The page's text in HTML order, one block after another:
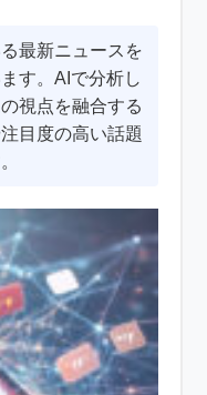
最新ニュースを
す。AIで分析し
視点を融合する
目度の高い話題